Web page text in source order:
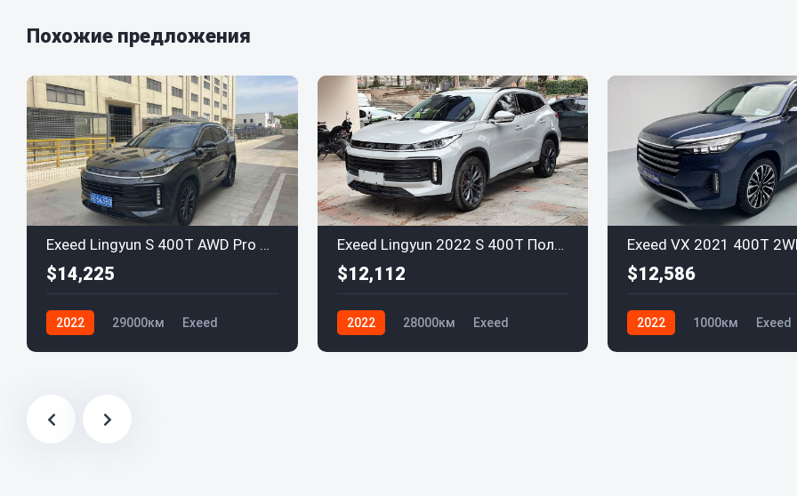
Похожие предложения
Exeed Lingyun S 400T AWD Pro 2022
$14,225
2022 29000км Exeed
Exeed Lingyun 2022 S 400T Полный приводPRO
$12,112
2022 28000км Exeed
$12,586
2022 1000км Exeed